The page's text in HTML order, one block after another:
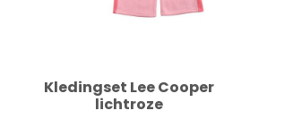
Kledingset Lee Cooper
lichtroze